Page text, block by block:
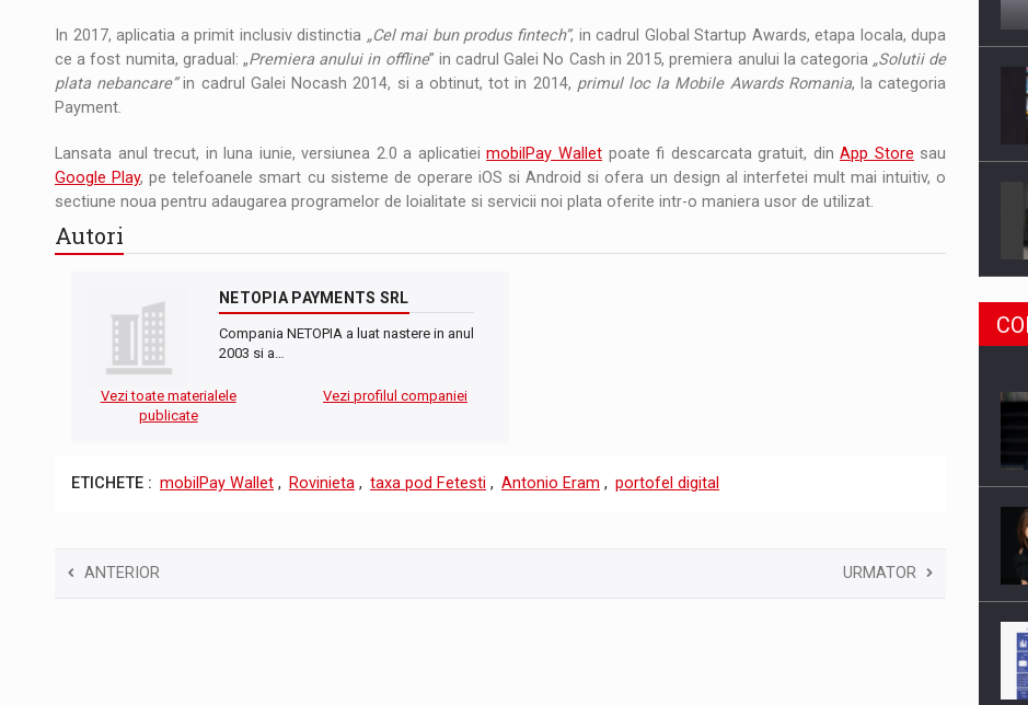
In 2017, aplicatia a primit inclusiv distinctia „Cel mai bun produs fintech”, in cadrul Global Startup Awards, etapa locala, dupa
ce a fost numita, gradual: „Premiera anului in offline” in cadrul Galei No Cash in 2015, premiera anului la categoria „Solutii de
plata nebancare”in cadrul Galei Nocash 2014, si a obtinut, tot in 2014, primul loc la Mobile Awards Romania, la categoria
Payment.
Lansata anul trecut, in luna iunie, versiunea 2.0 a aplicatieimobilPay Walletpoate fi descarcata gratuit, dinApp Store sau
Google Play, pe telefoanele smart cu sisteme de operare iOS si Android si ofera un design al interfetei mult mai intuitiv, o
sectiune noua pentru adaugarea programelor de loialitate si servicii noi plata oferite intr-o maniera usor de utilizat.
Autori
NETOPIA PAYMENTS SRL
Compania NETOPIA a luat nastere in anul
2003 si a…
Vezi toate materialele
publicate
Vezi profilul companiei
ETICHETE : mobilPay Wallet , Rovinieta , taxa pod Fetesti , Antonio Eram , portofel digital
ANTERIOR URMATOR